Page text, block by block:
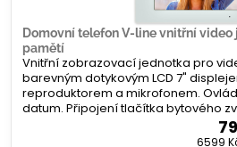
Domovní telefon V-line vnitřní video
pamětí
Vnitřní zobrazovací jednotka pro
barevným dotykovým LCD 7"
reproduktorem a mikrofonem.
datum. Připojení tlačítka bytového
6599